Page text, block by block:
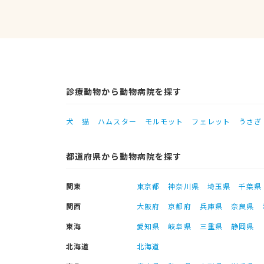
診療動物から動物病院を探す
犬 猫 ハムスター モルモット フェレット うさぎ
都道府県から動物病院を探す
関東 東京都 神奈川県 埼玉県
千葉県
関西
大阪府 京都府 兵庫県 奈良県
東海
愛知県 岐阜県 三重県
静岡県
北海道
北海道